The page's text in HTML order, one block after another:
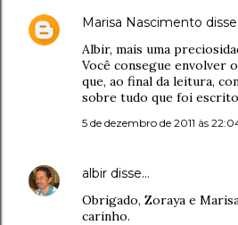
Marisa Nascimento
Albir, mais uma
Você consegue envolver
que, ao final da leitura,
sobre tudo que foi
5 de dezembro de 2011 às
albir disse…
Obrigado, Zoraya e
carinho.